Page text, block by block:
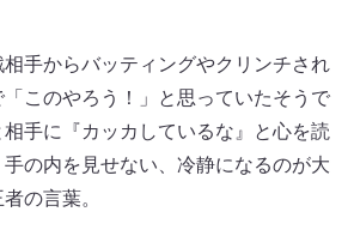
手からバッティングやクリンチされ
このやろう！」と思っていたそうで
手に『カッカしているな』と心を読
の内を見せない、冷静になるのが大
の言葉。